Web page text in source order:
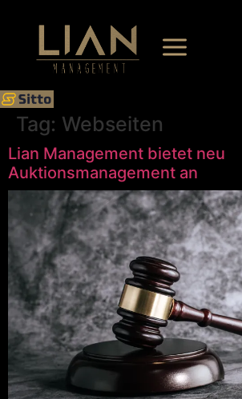
Tag: Webseiten
Lian Management bietet neu
Auktionsmanagement an